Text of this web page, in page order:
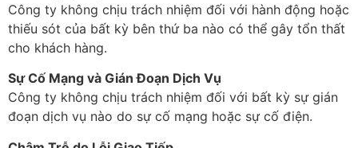
Công ty không chịu trách nhiệm đối với hành động hoặc
thiếu sót của bất kỳ bên thứ ba nào có thể gây tổn thất
cho khách hàng.
Sự Cố Mạng và Gián Đoạn Dịch Vụ
Công ty không chịu trách nhiệm đối với bất kỳ sự gián
đoạn dịch vụ nào do sự cố mạng hoặc sự cố điện.